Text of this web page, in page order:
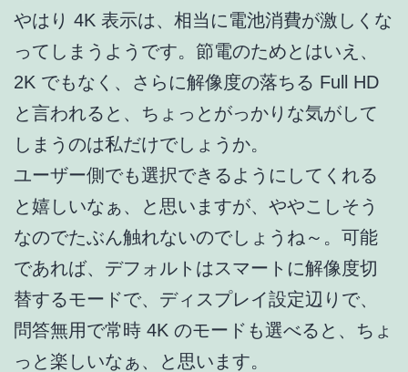
やはり 4K 表示は、相当に電池消費が激しくな
ってしまうようです。節電のためとはいえ、
2K でもなく、さらに解像度の落ちる Full HD
と言われると、ちょっとがっかりな気がして
しまうのは私だけでしょうか。
ユーザー側でも選択できるようにしてくれる
と嬉しいなぁ、と思いますが、ややこしそう
なのでたぶん触れないのでしょうね～。可能
であれば、デフォルトはスマートに解像度切
替するモードで、ディスプレイ設定辺りで、
問答無用で常時 4K のモードも選べると、ちょ
っと楽しいなぁ、と思います。